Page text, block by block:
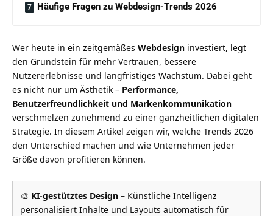
Häufige Fragen zu Webdesign-Trends 2026
Wer heute in ein zeitgemäßes Webdesign investiert, legt
den Grundstein für mehr Vertrauen, bessere
Nutzererlebnisse und langfristiges Wachstum. Dabei geht
es nicht nur um Ästhetik – Performance,
Benutzerfreundlichkeit und Markenkommunikation
verschmelzen zunehmend zu einer ganzheitlichen digitalen
Strategie. In diesem Artikel zeigen wir, welche Trends 2026
den Unterschied machen und wie Unternehmen jeder
Größe davon profitieren können.
🎨 KI-gestütztes Design – Künstliche Intelligenz
personalisiert Inhalte und Layouts automatisch für